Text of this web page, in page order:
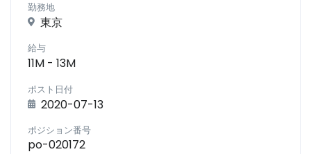
勤務地
東京
給与
11M - 13M
ポスト日付
2020-07-13
ポジション番号
po-020172